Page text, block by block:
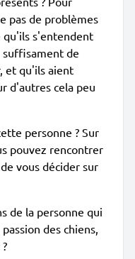
pas de problèmes
qu'ils s'entendent
suffisament de
et qu'ils aient
d'autres cela peu
personne ? Sur
pouvez rencontrer
vous décider sur
de la personne qui
des chiens,